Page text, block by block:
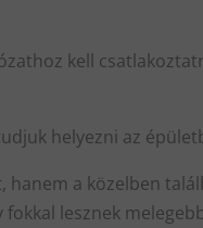
kell
helyezni az
a közelben
lesznek